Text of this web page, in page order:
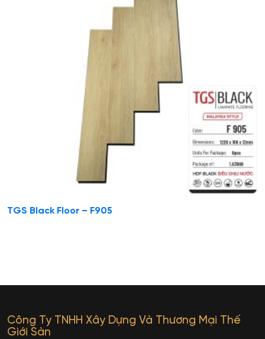
TGS Black Floor – F905
Công Ty TNHH Xây Dựng Và Thương Mại Thế
Giới Sàn